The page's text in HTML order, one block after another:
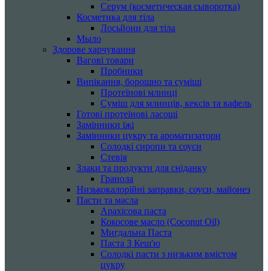
Серум (косметическая сыворотка)
Косметика для тіла
Лосьйони для тіла
Мыло
Здорове харчування
Вагові товари
Пробники
Випікання, борошно та суміші
Протеїнові млинці
Суміш для млинців, кексів та вафель
Готові протеїнові ласощі
Замінники їжі
Замінники цукру та ароматизатори
Солодкі сиропи та соуси
Стевія
Злаки та продукти для сніданку
Гранола
Низькокалорійні заправки, соуси, майонез
Пасти та масла
Арахісова паста
Кокосове масло (Coconut Oil)
Мигдальна Паста
Паста З Кеш'ю
Солодкі пасти з низьким вмістом
цукру